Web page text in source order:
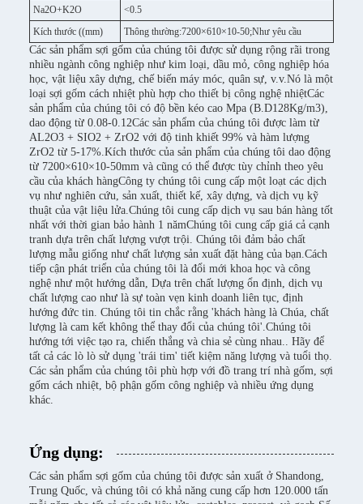
Na2O+K2O
<0.5
Kích thước ((mm)
Thông thường:7200×610×10-50;Như yêu cầu
Các sản phẩm sợi gốm của chúng tôi được sử dụng rộng rãi trong
nhiều ngành công nghiệp như kim loại, dầu mỏ, công nghiệp hóa
học, vật liệu xây dựng, chế biến máy móc, quân sự, v.v.Nó là một
loại sợi gốm cách nhiệt phù hợp cho thiết bị công nghệ nhiệtCác
sản phẩm của chúng tôi có độ bền kéo cao Mpa (B.D128Kg/m3),
dao động từ 0.08-0.12Các sản phẩm của chúng tôi được làm từ
AL2O3 + SIO2 + ZrO2 với độ tinh khiết 99% và hàm lượng
ZrO2 từ 5-17%.Kích thước của sản phẩm của chúng tôi dao động
từ 7200×610×10-50mm và cũng có thể được tùy chỉnh theo yêu
cầu của khách hàngCông ty chúng tôi cung cấp một loạt các dịch
vụ như nghiên cứu, sản xuất, thiết kế, xây dựng, và dịch vụ kỹ
thuật của vật liệu lửa.Chúng tôi cung cấp dịch vụ sau bán hàng tốt
nhất với thời gian bảo hành 1 nămChúng tôi cung cấp giá cả cạnh
tranh dựa trên chất lượng vượt trội. Chúng tôi đảm bảo chất
lượng mẫu giống như chất lượng sản xuất đặt hàng của bạn.Cách
tiếp cận phát triển của chúng tôi là đổi mới khoa học và công
nghệ như một hướng dẫn, Dựa trên chất lượng ổn định, dịch vụ
chất lượng cao như là sự toàn vẹn kinh doanh liên tục, định
hướng đức tin. Chúng tôi tin chắc rằng 'khách hàng là Chúa, chất
lượng là cam kết không thể thay đổi của chúng tôi'.Chúng tôi
hướng tới việc tạo ra, chiến thắng và chia sẻ cùng nhau.. Hãy để
tất cả các lò lò sử dụng 'trái tim' tiết kiệm năng lượng và tuổi thọ.
Các sản phẩm của chúng tôi phù hợp với đồ trang trí nhà gốm, sợi
gốm cách nhiệt, bộ phận gốm công nghiệp và nhiều ứng dụng
khác.
Ứng dụng:
Các sản phẩm sợi gốm của chúng tôi được sản xuất ở Shandong,
Trung Quốc, và chúng tôi có khả năng cung cấp hơn 120.000 tấn